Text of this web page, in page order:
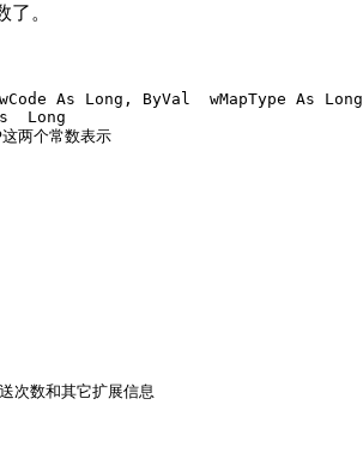
。
As Long, ByVal  wMapType As
Long
两个常数表示
数和其它扩展信息